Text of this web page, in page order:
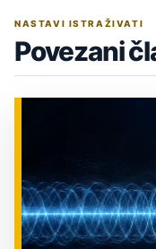
NASTAVI ISTRAŽIVATI
Povezani